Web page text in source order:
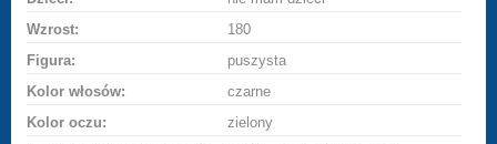
Wzrost:
180
Figura:
puszysta
Kolor włosów:
czarne
Kolor oczu:
zielony